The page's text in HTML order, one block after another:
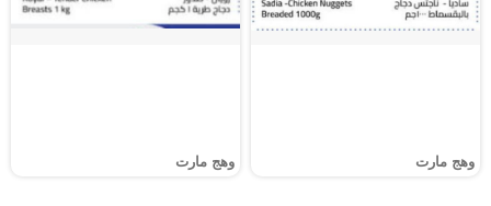
وهج مارت وهج مارت